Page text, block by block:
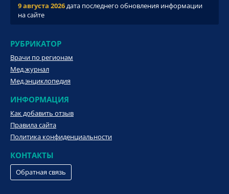
9 августа 2026дата последнего обновления информации
на сайте
РУБРИКАТОР
Врачи по регионам
Мед.журнал
Мед.энциклопедия
ИНФОРМАЦИЯ
Как добавить отзыв
Правила сайта
Политика конфиденциальности
КОНТАКТЫ
Обратная связь